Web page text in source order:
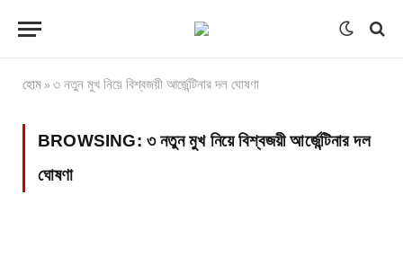
হোম » ৩ নতুন মুখ নিয়ে বিশ্বজয়ী আর্জেন্টিনার দল ঘোষণা
BROWSING: ৩ নতুন মুখ নিয়ে বিশ্বজয়ী আর্জেন্টিনার দল
ঘোষণা